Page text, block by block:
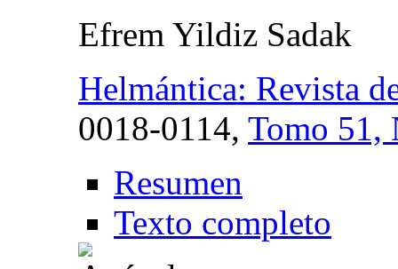
Efrem Yildiz Sadak
Helmántica: Revista
0018-0114, Tomo 51,
Resumen
Texto completo